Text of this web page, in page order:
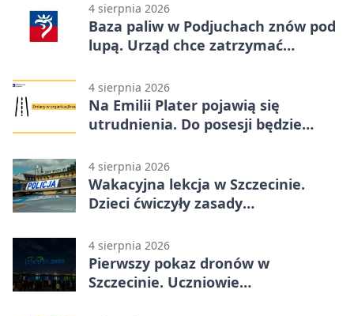
4 sierpnia 2026
Baza paliw w Podjuchach znów pod
lupą. Urząd chce zatrzymać
4 sierpnia 2026
Na Emilii Plater pojawią się
utrudnienia. Do posesji będzie
4 sierpnia 2026
Wakacyjna lekcja w Szczecinie.
Dzieci ćwiczyły zasady
4 sierpnia 2026
Pierwszy pokaz dronów w
Szczecinie. Uczniowie